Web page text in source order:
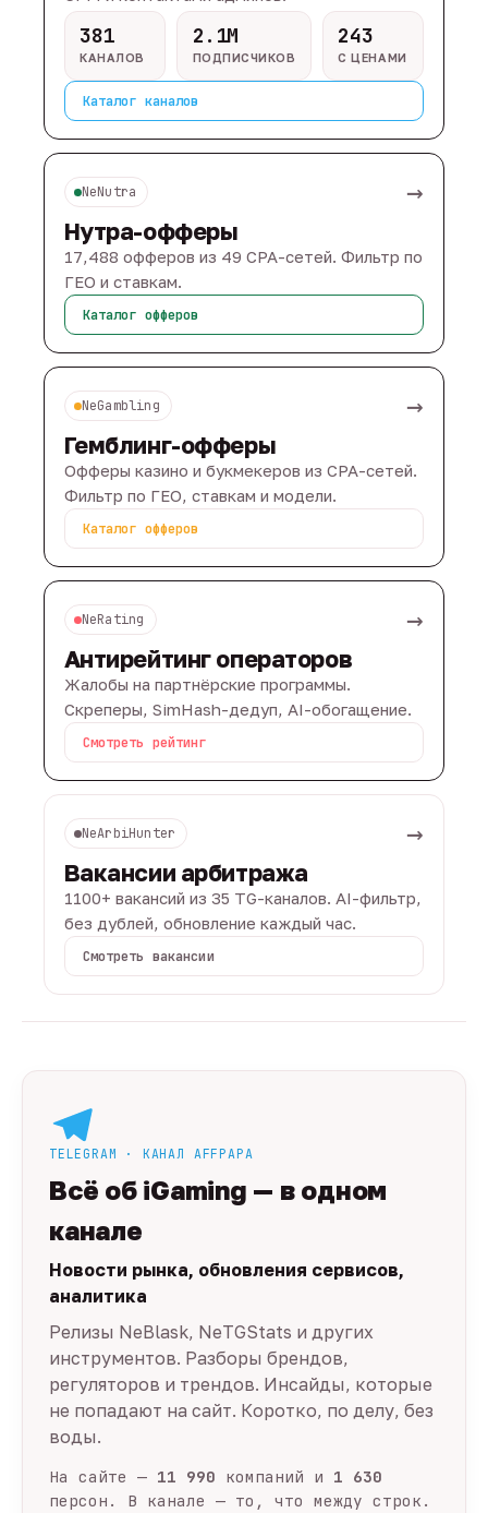
381
КАНАЛОВ
2.1M
ПОДПИСЧИКОВ
243
С ЦЕНАМИ
Каталог каналов
NeNutra →
Нутра-офферы
17,488 офферов из 49 CPA-сетей. Фильтр по
ГЕО и ставкам.
Каталог офферов
NeGambling →
Гемблинг-офферы
Офферы казино и букмекеров из CPA-сетей.
Фильтр по ГЕО, ставкам и модели.
Каталог офферов
NeRating →
Антирейтинг операторов
Жалобы на партнёрские программы.
Скреперы, SimHash-дедуп, AI-обогащение.
Смотреть рейтинг
NeArbiHunter →
Вакансии арбитража
1100+ вакансий из 35 TG-каналов. AI-фильтр,
без дублей, обновление каждый час.
Смотреть вакансии
TELEGRAM · КАНАЛ AFFPAPA
Всё об iGaming — в одном
канале
Новости рынка, обновления сервисов,
аналитика
Релизы NeBlask, NeTGStats и других
инструментов. Разборы брендов,
регуляторов и трендов. Инсайды, которые
не попадают на сайт. Коротко, по делу, без
воды.
На сайте — 11 990 компаний и 1 630
персон. В канале — то, что между строк.